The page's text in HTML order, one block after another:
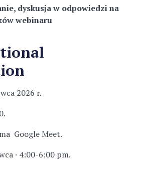
dyskusja w odpowiedzi na
webinaru
2026 r.
Google Meet.
· 4:00-6:00 pm.